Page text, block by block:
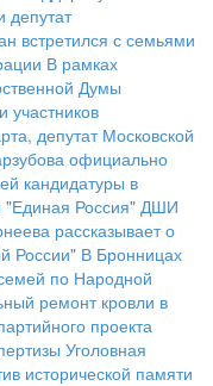
депутат
встретился с семьями
В рамках
Думы
участников
депутат Московской
официально
кандидатуры в
"Единая Россия" ДШИ
рассказывает о
России" В Бронницах
по Народной
ремонт кровли в
проекта
Уголовная
исторической памяти